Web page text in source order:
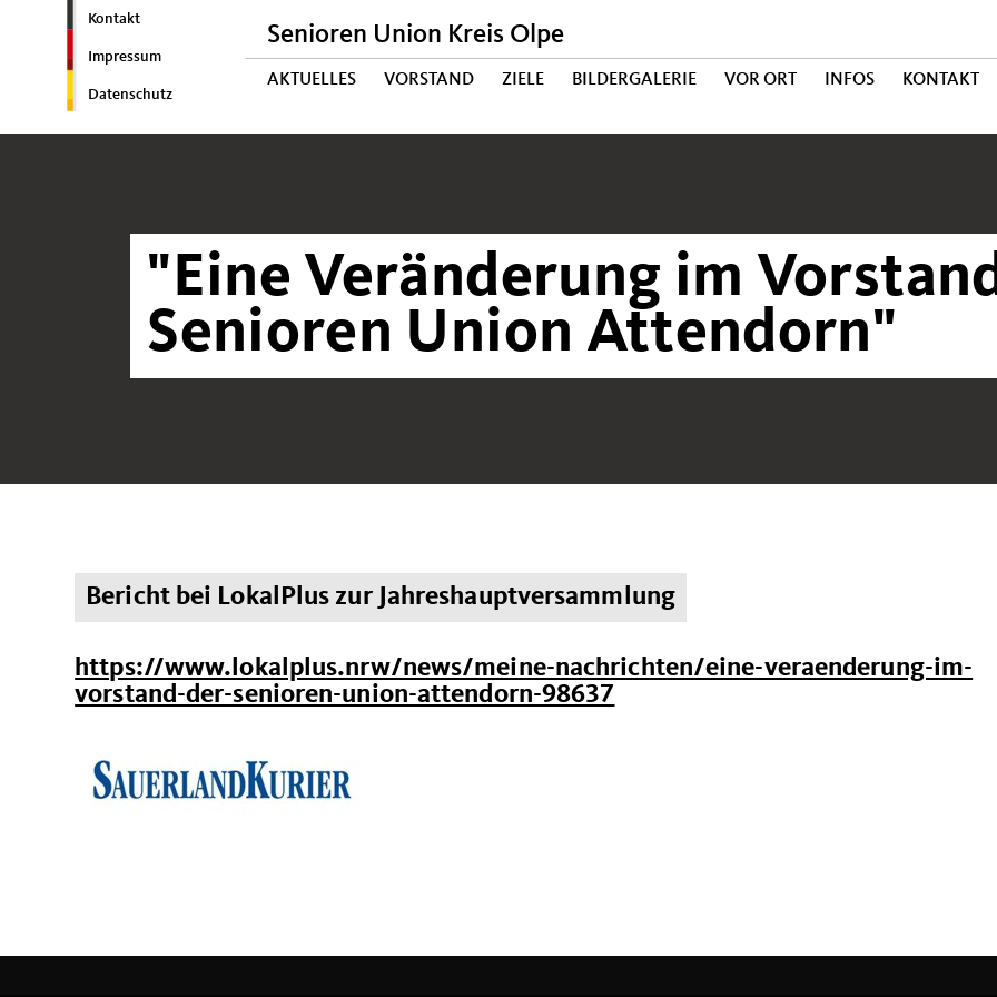
Kontakt
Impressum
Datenschutz
Senioren Union Kreis Olpe
AKTUELLES VORSTAND ZIELE BILDERGALERIE VOR ORT INFOS KONTAKT
"Eine Veränderung im
Senioren Union Attendorn"
Bericht bei LokalPlus zur Jahreshauptversammlung
https://www.lokalplus.nrw/news/meine-nachrichten/eine-veraenderung-im-
vorstand-der-senioren-union-attendorn-98637